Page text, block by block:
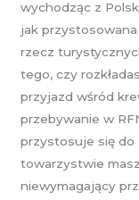
wychodząc z
jak
rzecz
tego, czy
przyjazd wśród
przebywanie w
przystosuje się do
towarzystwie
niewymagający